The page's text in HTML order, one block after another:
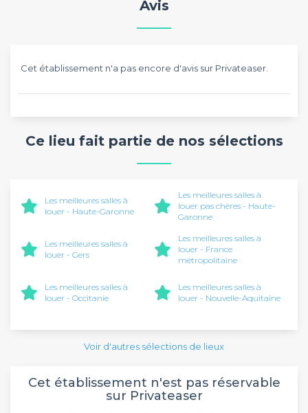
Avis
Cet établissement n'a pas encore d'avis sur Privateaser.
Ce lieu fait partie de nos sélections
Les meilleures salles à
louer - Haute-Garonne
Les meilleures salles à
louer pas chères - Haute-
Garonne
Les meilleures salles à
louer - Gers
Les meilleures salles à
louer - France
métropolitaine
Les meilleures salles à
louer - Occitanie
Les meilleures salles à
louer - Nouvelle-Aquitaine
Voir d'autres sélections de lieux
Cet établissement n'est pas réservable
sur Privateaser